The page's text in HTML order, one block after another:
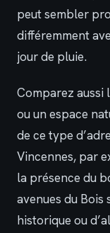
peut sembler
différemment
jour de pluie.
Comparez aussi
ou un espace
de ce type
Vincennes, par
la présence du
avenues du Bois
historique ou